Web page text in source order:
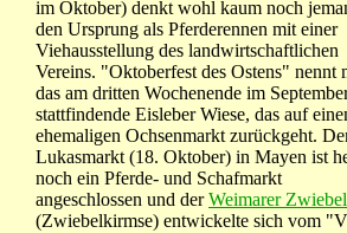
im Oktober) denkt wohl kaum noch
den Ursprung als Pferderennen mit einer
Viehausstellung des landwirtschaftlichen
Vereins. "Oktoberfest des Ostens" nennt
das am dritten Wochenende im
stattfindende Eisleber Wiese, das auf
ehemaligen Ochsenmarkt zurückgeht.
Lukasmarkt (18. Oktober) in Mayen ist
noch ein Pferde- und Schafmarkt
angeschlossen und derWeimarer
(Zwiebelkirmse) entwickelte sich vom